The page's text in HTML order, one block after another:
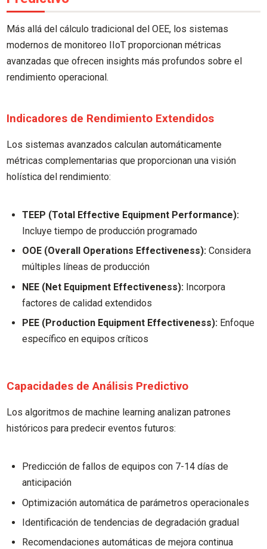
Más allá del cálculo tradicional del OEE, los sistemas
modernos de monitoreo IIoT proporcionan métricas
avanzadas que ofrecen insights más profundos sobre el
rendimiento operacional.
Indicadores de Rendimiento Extendidos
Los sistemas avanzados calculan automáticamente
métricas complementarias que proporcionan una visión
holística del rendimiento:
TEEP (Total Effective Equipment Performance):
Incluye tiempo de producción programado
OOE (Overall Operations Effectiveness): Considera
múltiples líneas de producción
NEE (Net Equipment Effectiveness): Incorpora
factores de calidad extendidos
PEE (Production Equipment Effectiveness): Enfoque
específico en equipos críticos
Capacidades de Análisis Predictivo
Los algoritmos de machine learning analizan patrones
históricos para predecir eventos futuros:
Predicción de fallos de equipos con 7-14 días de
anticipación
Optimización automática de parámetros operacionales
Identificación de tendencias de degradación gradual
Recomendaciones automáticas de mejora continua